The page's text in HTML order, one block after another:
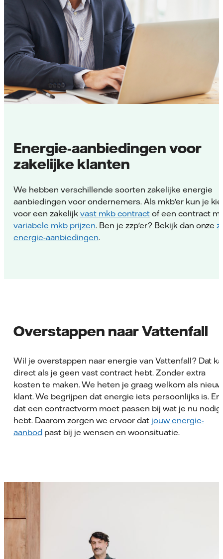
Energie-aanbiedingen voor
zakelijke klanten
We hebben verschillende soorten zakelijke energie
aanbiedingen voor ondernemers. Als mkb'er kun je
voor een zakelijk vast mkb contractof een contract
variabele mkb prijzen. Ben je zzp'er? Bekijk dan onze
energie-aanbiedingen.
Overstappen naar Vattenfall
Wil je overstappen naar energie van Vattenfall? Dat
direct als je geen vast contract hebt. Zonder extra
kosten te maken. We heten je graag welkom als
klant. We begrijpen dat energie iets persoonlijks is. En
dat een contractvorm moet passen bij wat je nu nodig
hebt. Daarom zorgen we ervoor dat jouw energie-
aanbodpast bij je wensen en woonsituatie.